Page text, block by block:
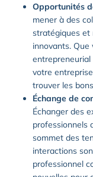
Opportunités
mener à des
stratégiques et
innovants.
entrepreneurial
votre
trouver les
Échange de
Échanger des
professionnels
sommet des
interactions
professionnel